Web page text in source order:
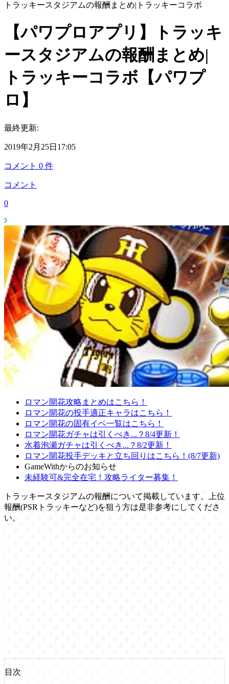
トラッキースタジアムの報酬まとめ|トラッキーコラボ
【パワプロアプリ】トラッキ
ースタジアムの報酬まとめ|
トラッキーコラボ【パワプ
ロ】
最終更新:
2019年2月25日17:05
コメント 0 件
コメント
0
ロマン開花攻略まとめはこちら！
ロマン開花の投手適正キャラはこちら！
ロマン開花の固有イベ一覧はこちら！
ロマン開花ガチャは引くべき...？8/4更新！
水着泡瀬ガチャは引くべき...？8/2更新！
ロマン開花投手デッキと立ち回りはこちら！(8/7更新)
GameWithからのお知らせ
未経験可&完全在宅！攻略ライター募集！
トラッキースタジアムの報酬について掲載しています。上位
報酬(PSRトラッキーなど)を狙う方は是非参考にしてくださ
い。
目次